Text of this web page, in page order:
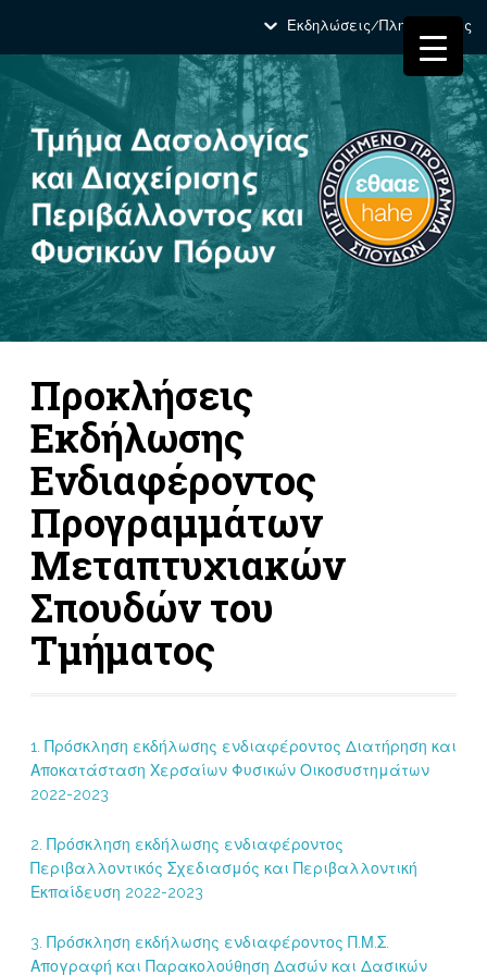
Εκδηλώσεις/Πληροφορίες
Προκλήσεις
Εκδήλωσης
Ενδιαφέροντος
Προγραμμάτων
Μεταπτυχιακών
Σπουδών του
Τμήματος
1. Πρόσκληση εκδήλωσης ενδιαφέροντος Διατήρηση και
Αποκατάσταση Χερσαίων Φυσικών Οικοσυστημάτων
2022-2023
2. Πρόσκληση εκδήλωσης ενδιαφέροντος
Περιβαλλοντικός Σχεδιασμός και Περιβαλλοντική
Εκπαίδευση 2022-2023
3. Πρόσκληση εκδήλωσης ενδιαφέροντος Π.Μ.Σ.
Απογραφή και Παρακολούθηση Δασών και Δασικών